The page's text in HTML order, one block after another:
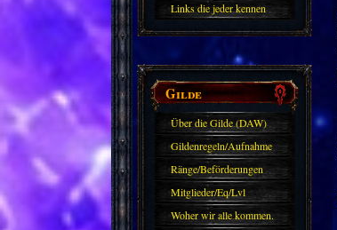
Links die jeder kennen
sollte?! Oder nicht?
Gilde
Über die Gilde (DAW)
Gildenregeln/Aufnahme
Ränge/Beförderungen
Mitglieder/Eq/Lvl
Woher wir alle kommen.